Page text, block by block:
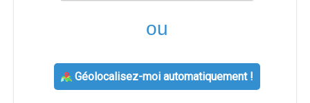
ou
Géolocalisez-moi automatiquement !